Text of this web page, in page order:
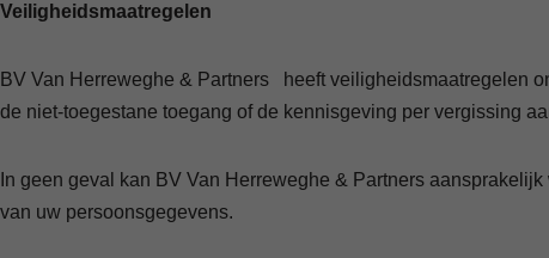
Veiligheidsmaatregelen
BV Van Herreweghe & Partners heeft veiligheidsmaatregelen
de niet-toegestane toegang of de kennisgeving per vergissing
In geen geval kan BV Van Herreweghe & Partners
van uw persoonsgegevens.